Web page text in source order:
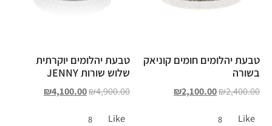
טבעת יהלומים חומים קוניאק
בשורה
₪2,400.00
₪2,100.00
Like
8
טבעת יהלומים יוקרתית
שלוש שורות JENNY
₪4,900.00
₪4,100.00
Like
8